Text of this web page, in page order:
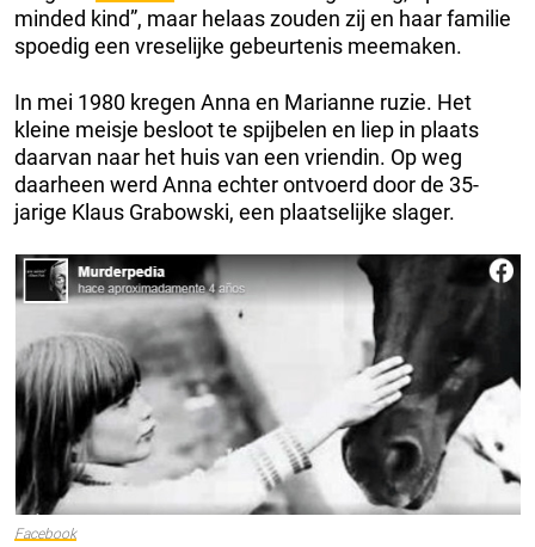
minded kind”, maar helaas zouden zij en haar familie
spoedig een vreselijke gebeurtenis meemaken.
In mei 1980 kregen Anna en Marianne ruzie. Het
kleine meisje besloot te spijbelen en liep in plaats
daarvan naar het huis van een vriendin. Op weg
daarheen werd Anna echter ontvoerd door de 35-
jarige Klaus Grabowski, een plaatselijke slager.
Facebook